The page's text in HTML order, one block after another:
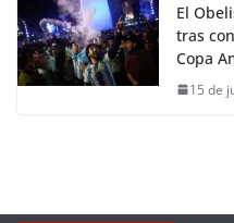
El
tras
Copa
15 de